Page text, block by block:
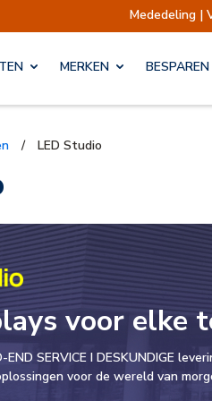
opgeschort
MERKEN BESPAREN
/ LED Studio
voor elke
END SERVICE I DESKUNDIGE
voor de wereld van